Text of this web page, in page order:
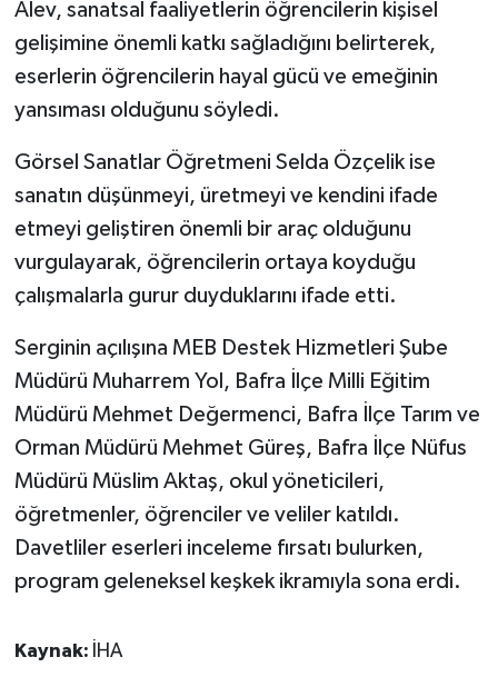
Alev, sanatsal faaliyetlerin öğrencilerin kişisel
gelişimine önemli katkı sağladığını belirterek,
eserlerin öğrencilerin hayal gücü ve emeğinin
yansıması olduğunu söyledi.
Görsel Sanatlar Öğretmeni Selda Özçelik ise
sanatın düşünmeyi, üretmeyi ve kendini ifade
etmeyi geliştiren önemli bir araç olduğunu
vurgulayarak, öğrencilerin ortaya koyduğu
çalışmalarla gurur duyduklarını ifade etti.
Serginin açılışına MEB Destek Hizmetleri Şube
Müdürü Muharrem Yol, Bafra İlçe Milli Eğitim
Müdürü Mehmet Değermenci, Bafra İlçe Tarım ve
Orman Müdürü Mehmet Güreş, Bafra İlçe Nüfus
Müdürü Müslim Aktaş, okul yöneticileri,
öğretmenler, öğrenciler ve veliler katıldı.
Davetliler eserleri inceleme fırsatı bulurken,
program geleneksel keşkek ikramıyla sona erdi.
Kaynak: İHA